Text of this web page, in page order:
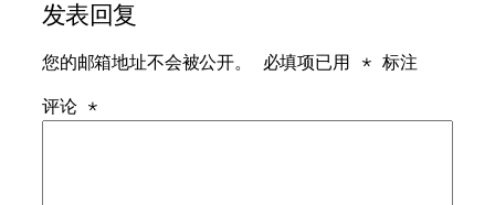
发表回复
您的邮箱地址不会被公开。 必填项已用 * 标注
评论 *